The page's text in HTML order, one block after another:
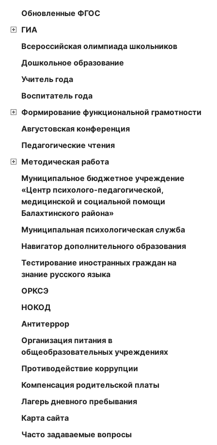
Обновленные ФГОС
ГИА
Всероссийская олимпиада школьников
Дошкольное образование
Учитель года
Воспитатель года
Формирование функциональной грамотности
Августовская конференция
Педагогические чтения
Методическая работа
Муниципальное бюджетное учреждение
«Центр психолого-педагогической,
медицинской и социальной помощи
Балахтинского района»
Муниципальная психологическая служба
Навигатор дополнительного образования
Тестирование иностранных граждан на
знание русского языка
ОРКСЭ
НОКОД
Антитеррор
Организация питания в
общеобразовательных учреждениях
Противодействие коррупции
Компенсация родительской платы
Лагерь дневного пребывания
Карта сайта
Часто задаваемые вопросы